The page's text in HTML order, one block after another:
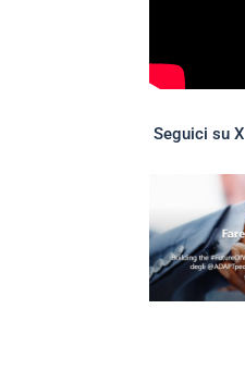
Seguici su X